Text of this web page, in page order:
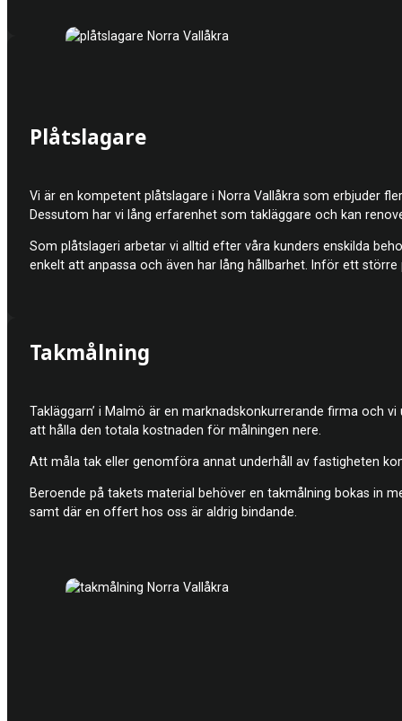
Plåtslagare
Vi är en kompetent plåtslagare i Norra Vallåkra som erbjuder
Dessutom har vi lång erfarenhet som takläggare och kan
Som plåtslageri arbetar vi alltid efter våra kunders enskilda
enkelt att anpassa och även har lång hållbarhet. Inför ett
Takmålning
Takläggarn’ i Malmö är en marknadskonkurrerande firma och
att hålla den totala kostnaden för målningen nere.
Att måla tak eller genomföra annat underhåll av fastigheten
Beroende på takets material behöver en takmålning bokas in
samt där en offert hos oss är aldrig bindande.